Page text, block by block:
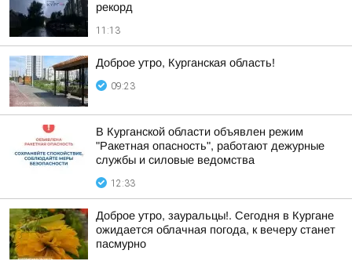
рекорд
11:13
Доброе утро, Курганская область!
09:23
В Курганской области объявлен режим
"Ракетная опасность", работают дежурные
службы и силовые ведомства
12:33
Доброе утро, зауральцы!. Сегодня в Кургане
ожидается облачная погода, к вечеру станет
пасмурно